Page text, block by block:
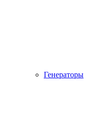
Генераторы